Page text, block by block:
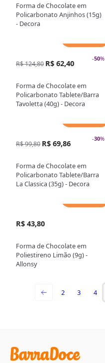
Forma de Chocolate em
Policarbonato Anjinhos (15g)
- Decora
-50%
R$ 124,80 R$ 62,40
Forma de Chocolate em
Policarbonato Tablete/Barra
Tavoletta (40g) - Decora
-30%
R$ 99,80 R$ 69,86
Forma de Chocolate em
Policarbonato Tablete/Barra
La Classica (35g) - Decora
R$ 43,80
Forma de Chocolate em
Poliestireno Limão (9g) -
Allonsy
2 3 4